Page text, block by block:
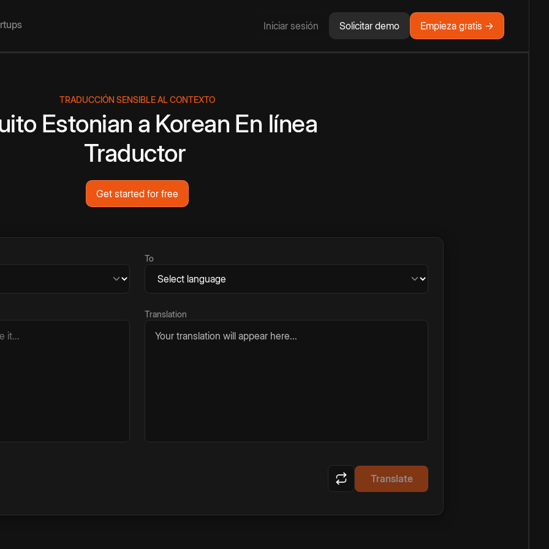
Iniciar sesión Solicitar demo Empieza gratis →
TRADUCCIÓN SENSIBLE AL CONTEXTO
Estonian a Korean En línea
Traductor
Get started for free
To
Translation
Your translation will appear here...
Translate